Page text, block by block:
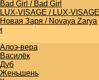
Bad Girl / Bad Girl
LUX-VISAGE / LUX-VISAGE
Новая Заря / Novaya Zarya
Алоэ-вера
Василёк
Дуб
Женьшень